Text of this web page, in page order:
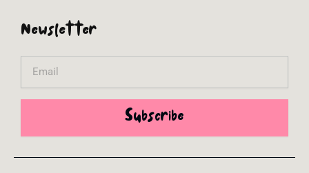
Newsletter
Subscribe